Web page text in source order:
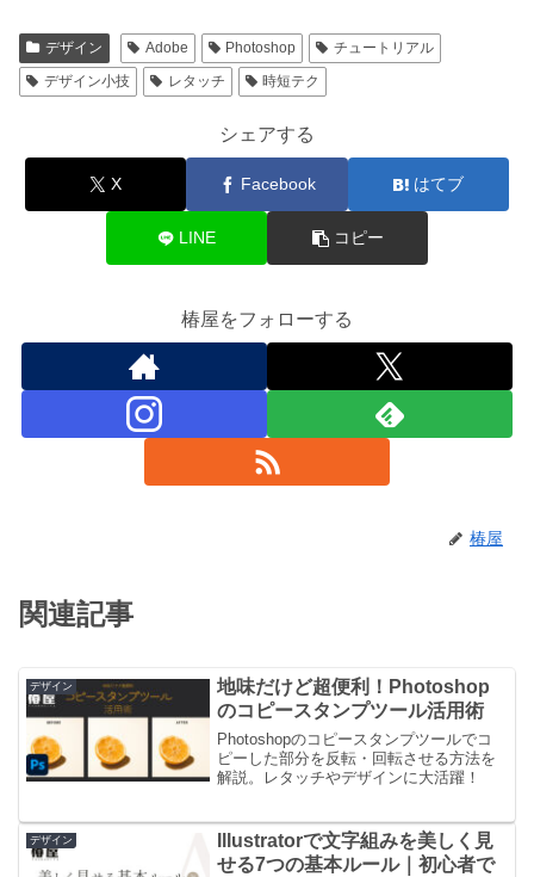
デザイン Adobe Photoshop
チュートリアル
デザイン小技
レタッチ 時短テク
シェアする
X Facebook はてブ
LINE コピー
椿屋をフォローする
椿屋
関連記事
デザイン
地味だけど超便利！Photoshop
のコピースタンプツール活用術
Photoshopのコピースタンプツールでコ
ピーした部分を反転・回転させる方法を
解説。レタッチやデザインに大活躍！
デザイン
Illustratorで文字組みを美しく見
せる7つの基本ルール｜初心者で